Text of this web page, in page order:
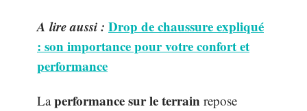
A lire aussi : Drop de chaussure expliqué
: son importance pour votre confort et
performance
Laperformance sur le terrain repose